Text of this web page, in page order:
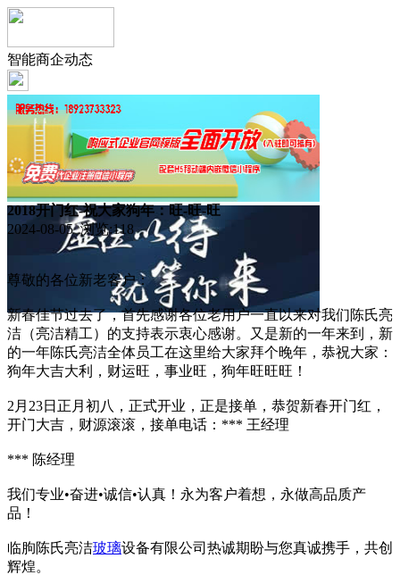
智能商企动态
2018开门红-祝大家狗年：旺-旺-旺
2024-08-05 浏览:118
尊敬的各位新老客户：
新春佳节过去了，首先感谢各位老用户一直以来对我们陈氏亮
洁（亮洁精工）的支持表示衷心感谢。又是新的一年来到，新
的一年陈氏亮洁全体员工在这里给大家拜个晚年，恭祝大家：
狗年大吉大利，财运旺，事业旺，狗年旺旺旺！
2月23日正月初八，正式开业，正是接单，恭贺新春开门红，
开门大吉，财源滚滚，接单电话：*** 王经理
*** 陈经理
我们专业•奋进•诚信•认真！永为客户着想，永做高品质产
品！
临朐陈氏亮洁玻璃设备有限公司热诚期盼与您真诚携手，共创
辉煌。